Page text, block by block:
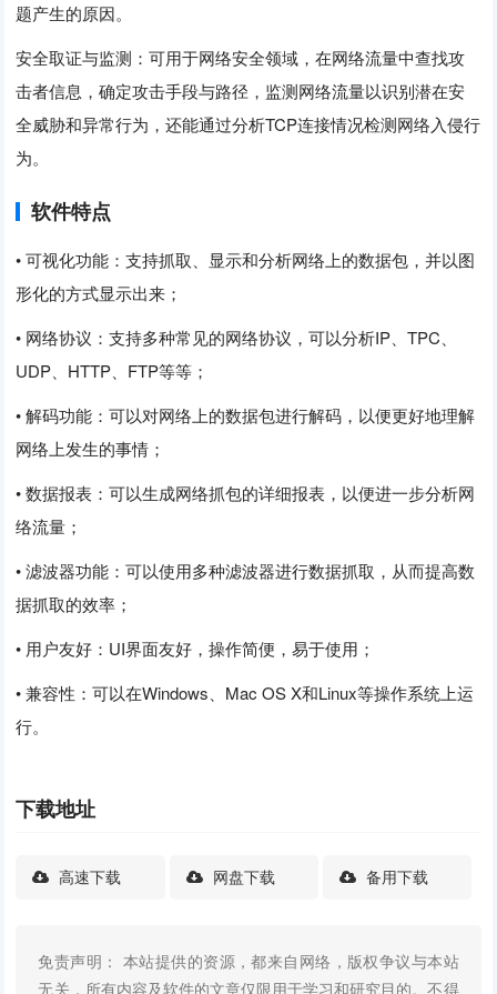
题产生的原因。
安全取证与监测：可用于网络安全领域，在网络流量中查找攻
击者信息，确定攻击手段与路径，监测网络流量以识别潜在安
全威胁和异常行为，还能通过分析TCP连接情况检测网络入侵行
为。
软件特点
• 可视化功能：支持抓取、显示和分析网络上的数据包，并以图
形化的方式显示出来；
• 网络协议：支持多种常见的网络协议，可以分析IP、TPC、
UDP、HTTP、FTP等等；
• 解码功能：可以对网络上的数据包进行解码，以便更好地理解
网络上发生的事情；
• 数据报表：可以生成网络抓包的详细报表，以便进一步分析网
络流量；
• 滤波器功能：可以使用多种滤波器进行数据抓取，从而提高数
据抓取的效率；
• 用户友好：UI界面友好，操作简便，易于使用；
• 兼容性：可以在Windows、Mac OS X和Linux等操作系统上运
行。
下载地址
高速下载 网盘下载 备用下载
免责声明： 本站提供的资源，都来自网络，版权争议与本站
无关，所有内容及软件的文章仅限用于学习和研究目的。不得